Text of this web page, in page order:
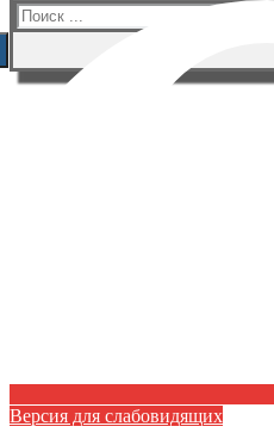
Искать:
Версия для слабовидящих